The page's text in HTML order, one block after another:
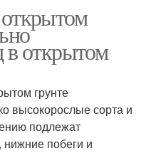
в открытом
грунте
высокорослые сорта и
подлежат
побеги и